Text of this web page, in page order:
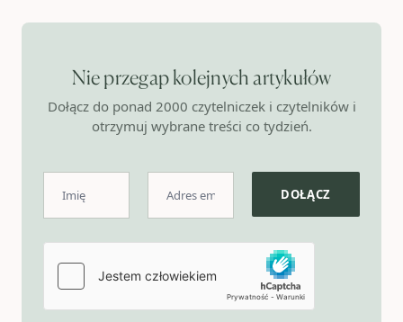
Nie przegap kolejnych artykułów
Dołącz do ponad 2000 czytelniczek i czytelników i
otrzymuj wybrane treści co tydzień.